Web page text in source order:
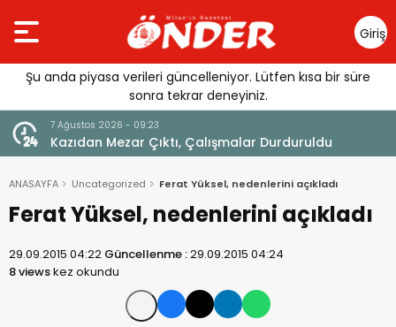
Giriş
Yap
Şu anda piyasa verileri güncelleniyor. Lütfen kısa bir süre
sonra tekrar deneyiniz.
7 Ağustos 2026 - 09:23
Kazıdan Mezar Çıktı, Çalışmalar Durduruldu
ANASAYFA Uncategorized Ferat Yüksel, nedenlerini açıkladı
Ferat Yüksel, nedenlerini açıkladı
29.09.2015 04:22 Güncellenme :29.09.2015 04:24
8 viewskez okundu